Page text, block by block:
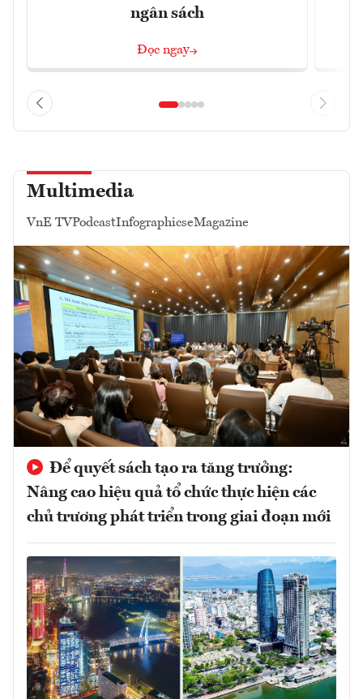
ngân sách
Đọc ngay
Multimedia
VnE TVPodcastInfographicseMagazine
Để quyết sách tạo ra tăng trưởng:
Nâng cao hiệu quả tổ chức thực hiện các
chủ trương phát triển trong giai đoạn mới